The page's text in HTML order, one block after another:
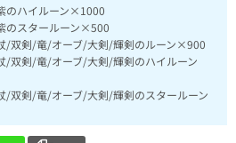
ハイルーン×1000
スタールーン×500
双剣/竜/オーブ/大剣/輝剣のルーン×900
双剣/竜/オーブ/大剣/輝剣のハイルーン
双剣/竜/オーブ/大剣/輝剣のスタールーン